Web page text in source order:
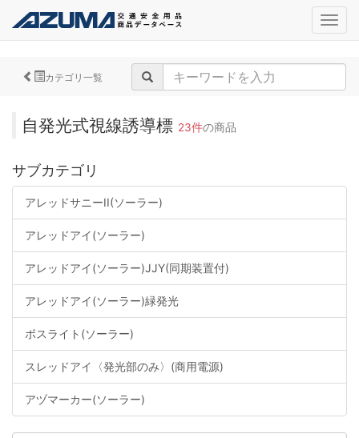
カテゴリ一覧
自発光式視線誘導標 23件の商品
サブカテゴリ
アレッドサニーII(ソーラー)
アレッドアイ(ソーラー)
アレッドアイ(ソーラー)JJY(同期装置付)
アレッドアイ(ソーラー)緑発光
ボスライト(ソーラー)
スレッドアイ〈発光部のみ〉(商用電源)
アヅマーカー(ソーラー)